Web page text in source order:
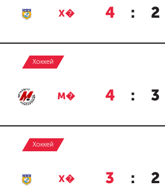
Х� 4 : 2
Хоккей
М� 4 : 3
Хоккей
Х� 3 : 2